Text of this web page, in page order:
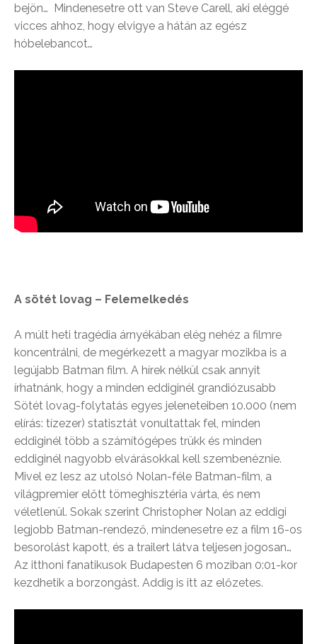
bejön… Mindenesetre ott van Steve Carell, aki eléggé
vicces ahhoz, hogy elvigye a hátán az egész
hóbelebancot…
A sötét lovag – Felemelkedés
A múlt heti tragédia árnyékában elég nehéz a filmre
koncentrálni, de megérkezett a magyar mozikba is a
legújabb Batman film. A hírek nélkül csak annyit
írhatnánk, hogy a minden eddiginél grandiózusabb
Sötét lovag-folytatás egyes jeleneteiben 10.000 (nem
elírás: tízezer) statisztát vonultattak fel, minden
eddiginél több a számítógépes trükk és minden
eddiginél nagyobb elvárásokkal kell szembenéznie.
Mivel ez lesz az utolsó Nolan-féle Batman-film, a
világpremier előtt tömeghisztéria várta, és nem
véletlenül. Sokak szerint Christopher Nolan az eddigi
legjobb Batman-rendező, mindenesetre ez a film 16-os
besorolást kapott, és a trailert látva teljesen jogosan…
Az itthoni fanatikusok Budapesten 6 moziban 0:01-kor
kezdhetik a borzongást. Addig is itt az előzetes.